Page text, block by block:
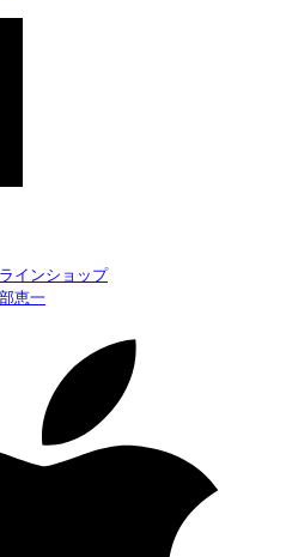
インショップ
恵一